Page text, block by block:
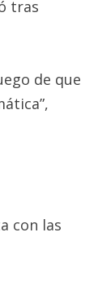
tras
de que
con las